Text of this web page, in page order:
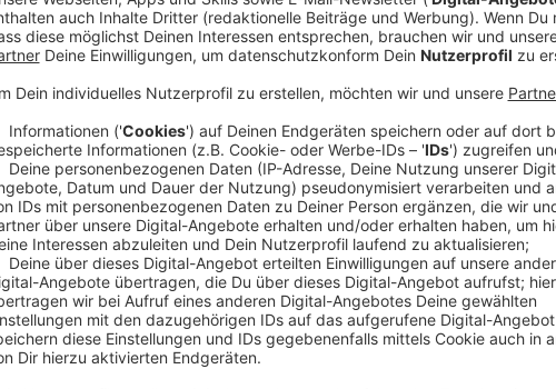
Thomas Geisel fordert zum Beispiel eine "grüne
Anzeige
O Geisel Wahlversprechen 1